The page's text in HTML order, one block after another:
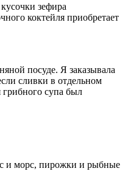
зефира
коктейля приобретает
посуде. Я заказывала
сливки в отдельном
супа был
и морс, пирожки и рыбные